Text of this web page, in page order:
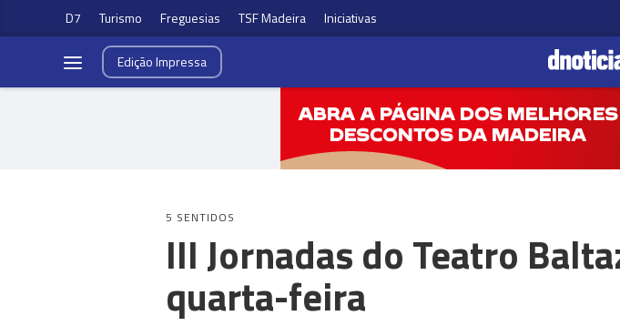
D7 Turismo Freguesias TSF Madeira Iniciativas
EdiçãoImpressa
5 SENTIDOS
III Jornadas do Teatro
quarta-feira